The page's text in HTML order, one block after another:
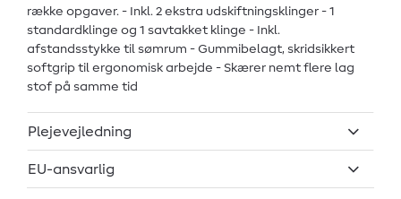
række opgaver. - Inkl. 2 ekstra udskiftningsklinger - 1
standardklinge og 1 savtakket klinge - Inkl.
afstandsstykke til sømrum - Gummibelagt, skridsikkert
softgrip til ergonomisk arbejde - Skærer nemt flere lag
stof på samme tid
Plejevejledning
EU-ansvarlig